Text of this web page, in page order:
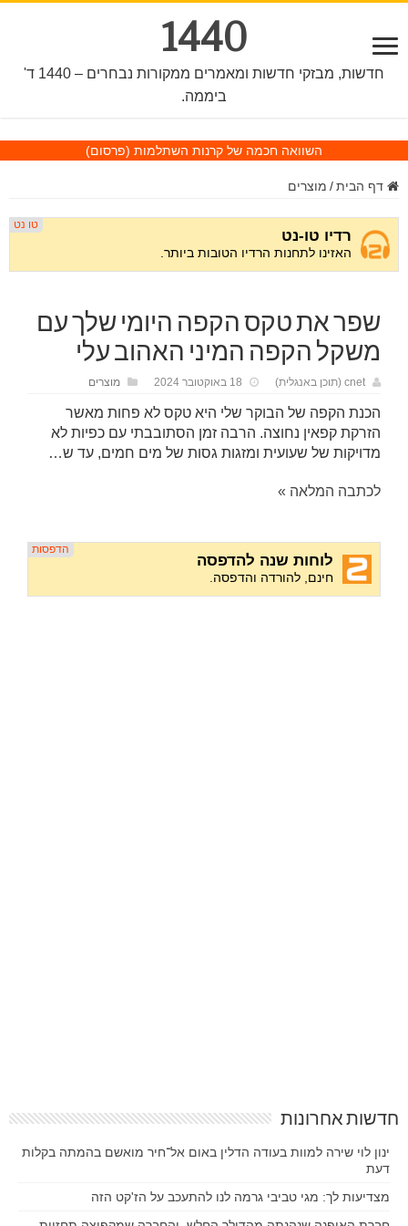
1440
חדשות, מבזקי חדשות ומאמרים ממקורות נבחרים – 1440 ד'
ביממה.
השוואה חכמה של קרנות השתלמות (פרסום)
דף הבית / מוצרים
שפר את טקס הקפה היומי שלך עם
משקל הקפה המיני האהוב עלי
cnet (תוכן באנגלית) 18 באוקטובר 2024 מוצרים
הכנת הקפה של הבוקר שלי היא טקס לא פחות מאשר
הזרקת קפאין נחוצה. הרבה זמן הסתובבתי עם כפיות לא
מדויקות של שעועית ומזגות גסות של מים חמים, עד ש…
לכתבה המלאה »
חדשות אחרונות
ינון לוי שירה למוות בעודה הדלין באום אל־חיר מואשם בהמתה בקלות
דעת
מצדיעות לך: מגי טביבי גרמה לנו להתעכב על הז'קט הזה